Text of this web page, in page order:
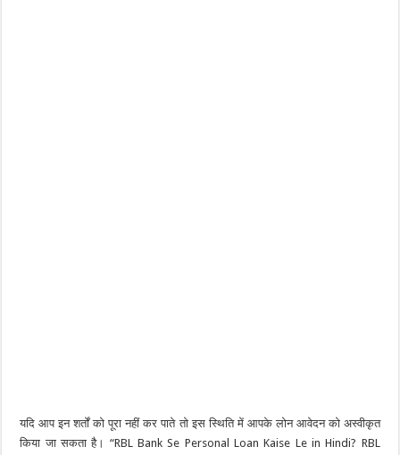
यदि आप इन शर्तों को पूरा नहीं कर पाते तो इस स्थिति में आपके लोन आवेदन को अस्वीकृत
किया जा सकता है। “RBL Bank Se Personal Loan Kaise Le in Hindi? RBL